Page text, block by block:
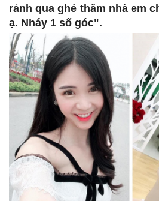
rảnh qua ghé thăm nhà em
ạ. Nháy 1 số góc".